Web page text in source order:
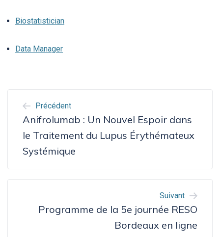
Biostatistician
Data Manager
L’ARTICLE
Précédent
Anifrolumab : Un Nouvel Espoir dans
le Traitement du Lupus Érythémateux
Systémique
Suivant
Programme de la 5e journée RESO
Bordeaux en ligne